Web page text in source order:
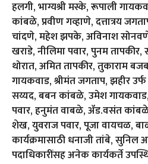
हलगी, भाग्यश्री मस्के, रूपाली
कांबळे, प्रवीण गव्हाणे, दत्तात्रय
चांदणे, महेश झपके, अविनाश
खराडे, नीलिमा पवार, पुनम तापकीर,
थोरात, अमित तापकीर, तुकाराम
गायकवाड, श्रीमंत जगताप, झहीर
सय्यद, बबन कांबळे, उमेश गायकवाड,
पवार, हनुमंत वाबळे, ॲड.वसंत
शेख, युवराज पवार, पूजा वायचळ,
कार्यक्रमासाठी धनाजी तांबे, सुनिल
पदाधिकारींसह अनेक कार्यकर्ते